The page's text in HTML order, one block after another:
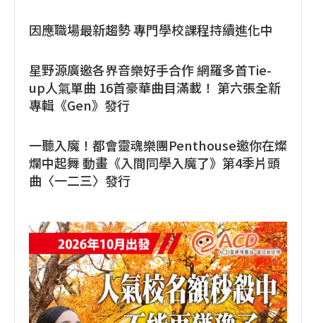
因應職場最新趨勢 專門學校課程持續進化中
星野源廣邀各界音樂好手合作 網羅多首Tie-
up人氣單曲 16首豪華曲目滿載！ 第六張全新
專輯《Gen》發行
一聽入魔！都會靈魂樂團Penthouse邀你在燦
爛中起舞 動畫《入間同學入魔了》第4季片頭
曲〈一二三〉發行